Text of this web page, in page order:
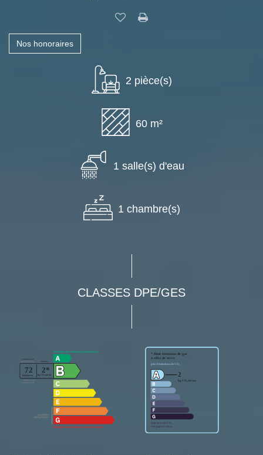
Nos honoraires
2 pièce(s)
60 m²
1 salle(s) d'eau
1 chambre(s)
CLASSES DPE/GES